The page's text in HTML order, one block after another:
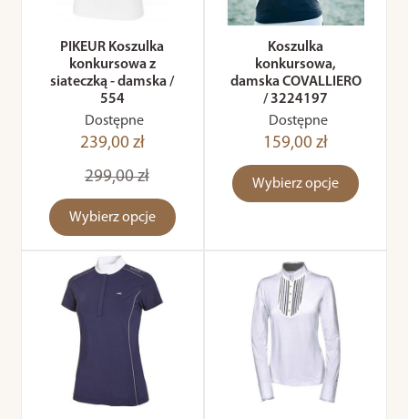
PIKEUR Koszulka
konkursowa z
siateczką - damska /
554
Dostępne
239,00 zł
299,00 zł
Wybierz opcje
Koszulka
konkursowa,
damska COVALLIERO
/ 3224197
Dostępne
159,00 zł
Wybierz opcje